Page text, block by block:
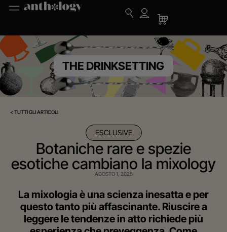
THE DRINKSETTING
< TUTTI GLI ARTICOLI
ESCLUSIVE
Botaniche rare e spezie
esotiche cambiano la mixology
AGOSTO 1, 2025
La mixologia è una scienza inesatta e per
questo tanto più affascinante. Riuscire a
leggere le tendenze in atto richiede più